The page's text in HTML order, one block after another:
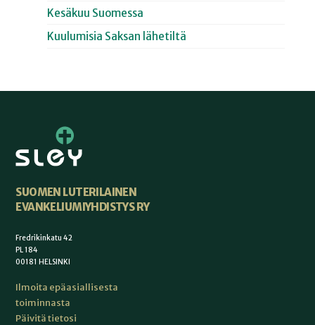
Kesäkuu Suomessa
Kuulumisia Saksan lähetiltä
SUOMEN LUTERILAINEN
EVANKELIUMIYHDISTYS RY
Fredrikinkatu 42
PL 184
00181 HELSINKI
Ilmoita epäasiallisesta
toiminnasta
Päivitä tietosi